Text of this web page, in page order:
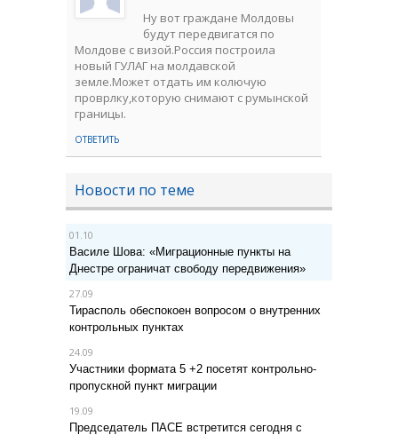
Ну вот граждане Молдовы
будут передвигатся по
Молдове с визой.Россия построила
новый ГУЛАГ на молдавской
земле.Может отдать им колючую
проврлку,которую снимают с румынской
границы.
ОТВЕТИТЬ
Новости по теме
01.10
Василе Шова: «Миграционные пункты на
Днестре ограничат свободу передвижения»
27.09
Тирасполь обеспокоен вопросом о внутренних
контрольных пунктах
24.09
Участники формата 5 +2 посетят контрольно-
пропускной пункт миграции
19.09
Председатель ПАСЕ встретится сегодня с